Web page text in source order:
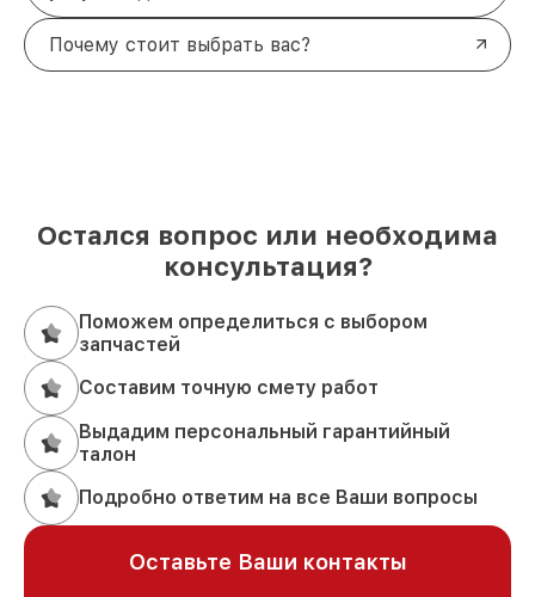
Почему стоит выбрать вас?
Остался вопрос или необходима
консультация?
Поможем определиться с выбором
запчастей
Составим точную смету работ
Выдадим персональный гарантийный
талон
Подробно ответим на все Ваши вопросы
Оставьте Ваши контакты